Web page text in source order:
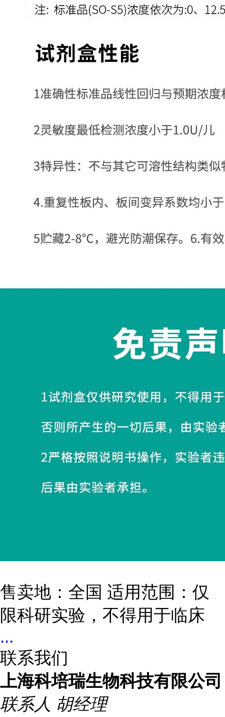
售卖地：全国 适用范围：仅
限科研实验，不得用于临床
...
联系我们
上海科培瑞生物科技有限公司
联系人 胡经理